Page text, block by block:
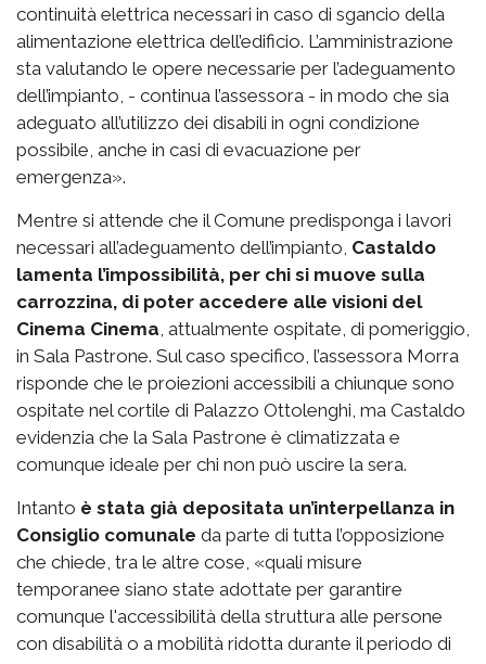
continuità elettrica necessari in caso di sgancio della
alimentazione elettrica dell’edificio. L’amministrazione
sta valutando le opere necessarie per l’adeguamento
dell’impianto, - continua l’assessora - in modo che sia
adeguato all’utilizzo dei disabili in ogni condizione
possibile, anche in casi di evacuazione per
emergenza».
Mentre si attende che il Comune predisponga i lavori
necessari all’adeguamento dell’impianto, Castaldo
lamenta l’impossibilità, per chi si muove sulla
carrozzina, di poter accedere alle visioni del
Cinema Cinema, attualmente ospitate, di pomeriggio,
in Sala Pastrone. Sul caso specifico, l’assessora Morra
risponde che le proiezioni accessibili a chiunque sono
ospitate nel cortile di Palazzo Ottolenghi, ma Castaldo
evidenzia che la Sala Pastrone è climatizzata e
comunque ideale per chi non può uscire la sera.
Intanto è stata già depositata un’interpellanza in
Consiglio comunale da parte di tutta l’opposizione
che chiede, tra le altre cose, «quali misure
temporanee siano state adottate per garantire
comunque l'accessibilità della struttura alle persone
con disabilità o a mobilità ridotta durante il periodo di